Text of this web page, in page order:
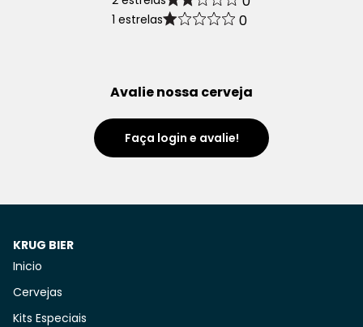
1 estrelas 0
Avalie nossa cerveja
Faça login e avalie!
KRUG BIER
Inicio
Cervejas
Kits Especiais